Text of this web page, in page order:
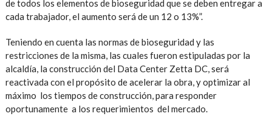
de todos los elementos de bioseguridad que se deben entregar a
cada trabajador, el aumento será de un 12 o 13%”.
Teniendo en cuenta las normas de bioseguridad y las
restricciones de la misma, las cuales fueron estipuladas por la
alcaldía, la construcción del Data Center Zetta DC, será
reactivada con el propósito de acelerar la obra, y optimizar al
máximo los tiempos de construcción, para responder
oportunamente a los requerimientos del mercado.